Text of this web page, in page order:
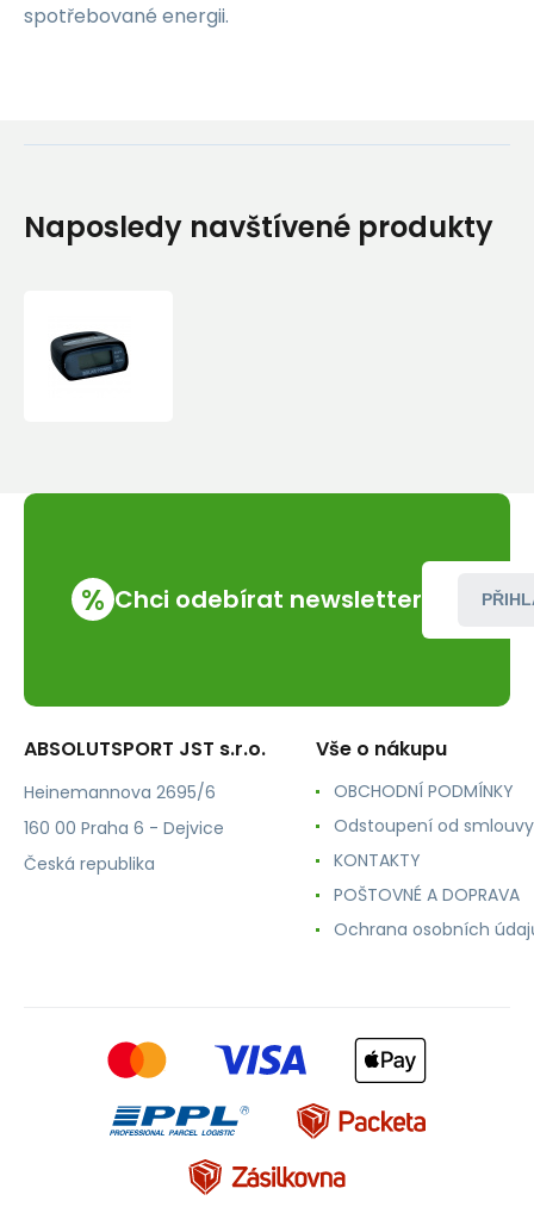
spotřebované energii.
Naposledy navštívené produkty
% Chci odebírat newsletter
ABSOLUTSPORT JST s.r.o.
Heinemannova 2695/6
160 00 Praha 6 - Dejvice
Česká republika
Vše o nákupu
OBCHODNÍ PODMÍNKY
Odstoupení od smlouvy
KONTAKTY
POŠTOVNÉ A DOPRAVA
Ochrana osobních